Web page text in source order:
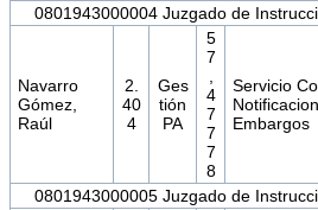
0801943000004 Juzgado de
Navarro
Gómez,
Raúl
2.
40
4
Ges
tión
PA
5
7
,
4
7
7
7
8
Servicio
Embargos
0801943000005 Juzgado de